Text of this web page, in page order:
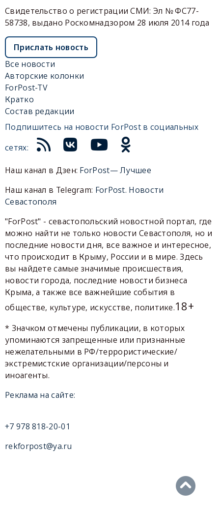
Свидетельство о регистрации СМИ: Эл № ФС77-
58738, выдано Роскомнадзором 28 июля 2014 года
Прислать новость
Все новости
Авторские колонки
ForPost-TV
Кратко
Состав редакции
Подпишитесь на новости ForPost в социальных
сетях:
Наш канал в Дзен: ForPost— Лучшее
Наш канал в Telegram: ForPost. Новости
Севастополя
"ForPost" - севастопольский новостной портал, где
можно найти не только новости Севастополя, но и
последние новости дня, все важное и интересное,
что происходит в Крыму, России и в мире. Здесь
вы найдете самые значимые происшествия,
новости города, последние новости бизнеса
Крыма, а также все важнейшие события в
обществе, культуре, искусстве, политике.18+
* Значком отмечены публикации, в которых
упоминаются запрещенные или признанные
нежелательными в РФ/террористические/
экстремистские организации/персоны и
иноагенты.
Реклама на сайте:
+7 978 818-20-01
rekforpost@ya.ru